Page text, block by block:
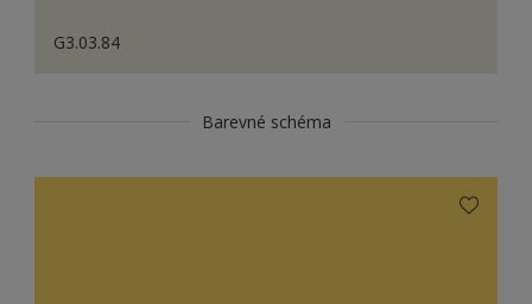
G3.03.84
Barevné schéma